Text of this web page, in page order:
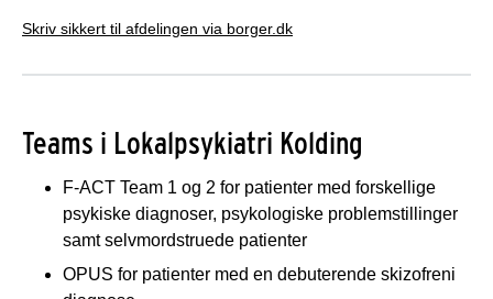
Skriv sikkert til afdelingen via borger.dk
Teams i Lokalpsykiatri Kolding
F-ACT Team 1 og 2 for patienter med forskellige
psykiske diagnoser, psykologiske problemstillinger
samt selvmordstruede patienter
OPUS for patienter med en debuterende skizofreni